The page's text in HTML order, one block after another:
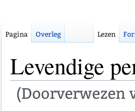
Levendige
(Doorverwezen
Pagina Overleg Lezen